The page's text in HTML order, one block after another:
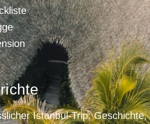
Istanbul-Trip: